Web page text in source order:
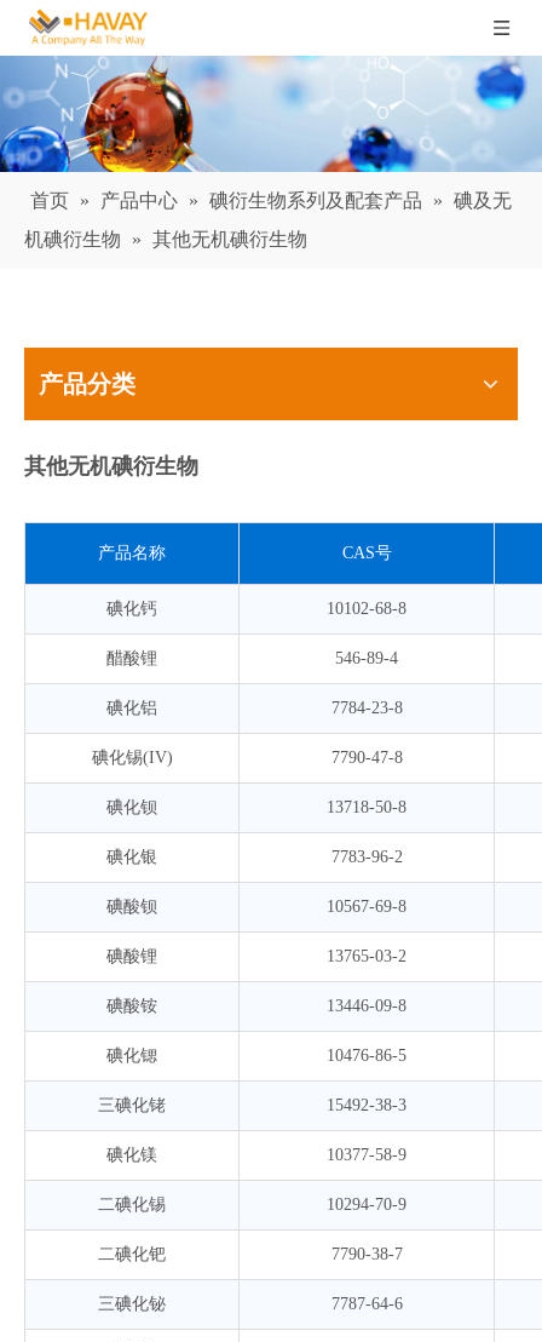
首页 » 产品中心 » 碘衍生物系列及配套产品 » 碘及无
机碘衍生物
» 其他无机碘衍生物
产品分类
其他无机碘衍生物
产品名称 CAS号
碘化钙 10102-68-8
醋酸锂 546-89-4
碘化铝 7784-23-8
碘化锡(IV) 7790-47-8
碘化钡 13718-50-8
碘化银 7783-96-2
碘酸钡 10567-69-8
碘酸锂 13765-03-2
碘酸铵 13446-09-8
碘化锶 10476-86-5
三碘化铑 15492-38-3
碘化镁 10377-58-9
二碘化锡 10294-70-9
二碘化钯 7790-38-7
三碘化铋 7787-64-6